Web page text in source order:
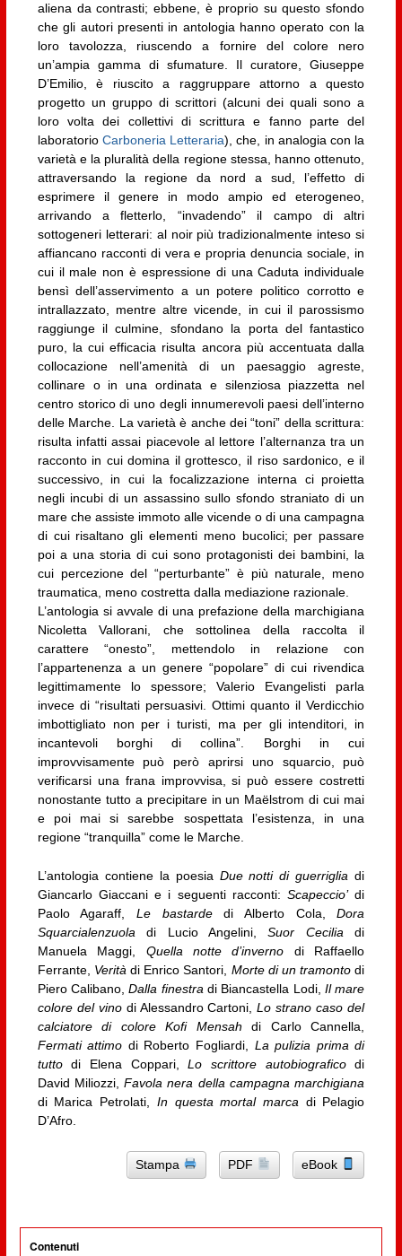
aliena da contrasti; ebbene, è proprio su questo sfondo
che gli autori presenti in antologia hanno operato con la
loro tavolozza, riuscendo a fornire del colore nero
un’ampia gamma di sfumature. Il curatore, Giuseppe
D’Emilio, è riuscito a raggruppare attorno a questo
progetto un gruppo di scrittori (alcuni dei quali sono a
loro volta dei collettivi di scrittura e fanno parte del
laboratorio Carboneria Letteraria), che, in analogia con la
varietà e la pluralità della regione stessa, hanno ottenuto,
attraversando la regione da nord a sud, l’effetto di
esprimere il genere in modo ampio ed eterogeneo,
arrivando a fletterlo, “invadendo” il campo di altri
sottogeneri letterari: al noir più tradizionalmente inteso si
affiancano racconti di vera e propria denuncia sociale, in
cui il male non è espressione di una Caduta individuale
bensì dell’asservimento a un potere politico corrotto e
intrallazzato, mentre altre vicende, in cui il parossismo
raggiunge il culmine, sfondano la porta del fantastico
puro, la cui efficacia risulta ancora più accentuata dalla
collocazione nell’amenità di un paesaggio agreste,
collinare o in una ordinata e silenziosa piazzetta nel
centro storico di uno degli innumerevoli paesi dell’interno
delle Marche. La varietà è anche dei “toni” della scrittura:
risulta infatti assai piacevole al lettore l’alternanza tra un
racconto in cui domina il grottesco, il riso sardonico, e il
successivo, in cui la focalizzazione interna ci proietta
negli incubi di un assassino sullo sfondo straniato di un
mare che assiste immoto alle vicende o di una campagna
di cui risaltano gli elementi meno bucolici; per passare
poi a una storia di cui sono protagonisti dei bambini, la
cui percezione del “perturbante” è più naturale, meno
traumatica, meno costretta dalla mediazione razionale.
L’antologia si avvale di una prefazione della marchigiana
Nicoletta Vallorani, che sottolinea della raccolta il
carattere “onesto”, mettendolo in relazione con
l’appartenenza a un genere “popolare” di cui rivendica
legittimamente lo spessore; Valerio Evangelisti parla
invece di “risultati persuasivi. Ottimi quanto il Verdicchio
imbottigliato non per i turisti, ma per gli intenditori, in
incantevoli borghi di collina”. Borghi in cui
improvvisamente può però aprirsi uno squarcio, può
verificarsi una frana improvvisa, si può essere costretti
nonostante tutto a precipitare in un Maëlstrom di cui mai
e poi mai si sarebbe sospettata l’esistenza, in una
regione “tranquilla” come le Marche.
L’antologia contiene la poesia Due notti di guerriglia di
Giancarlo Giaccani e i seguenti racconti:Scapeccio’di
Paolo Agaraff,Le bastardedi Alberto Cola,Dora
Squarcialenzuoladi Lucio Angelini,Suor Ceciliadi
Manuela Maggi, Quella notte d’inverno di Raffaello
Ferrante, Veritàdi Enrico Santori, Morte di un tramonto di
Piero Calibano,Dalla finestradi Biancastella Lodi, Il mare
colore del vinodi Alessandro Cartoni,Lo strano caso del
calciatore di colore Kofi Mensah di Carlo Cannella,
Fermati attimo di Roberto Fogliardi, La pulizia prima di
tuttodi Elena Coppari,Lo scrittore autobiograficodi
David Miliozzi,Favola nera della campagna marchigiana
di Marica Petrolati, In questa mortal marcadi Pelagio
D’Afro.
Stampa PDF eBook
Contenuti